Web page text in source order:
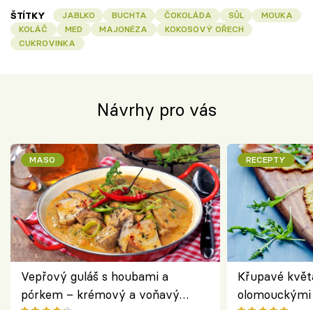
ŠTÍTKY JABLKO BUCHTA ČOKOLÁDA SŮL
MOUKA
KOLÁČ
MED MAJONÉZA
KOKOSOVÝ OŘECH
CUKROVINKA
Návrhy pro vás
MASO
Vepřový guláš s houbami a
pórkem – krémový a voňavý
RECEPTY
Křupavé